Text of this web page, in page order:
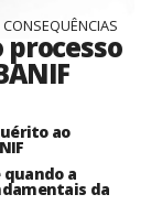
processo
ao
quando a
da